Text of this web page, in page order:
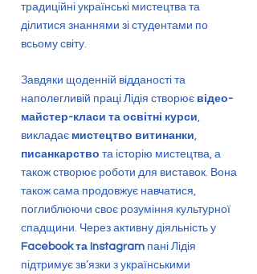
традиційні українські мистецтва та
ділитися знаннями зі студентами по
всьому світу.
Завдяки щоденній відданості та
наполегливій праці Лідія створює відео-
майстер-класи та освітні курси,
викладає мистецтво витинанки,
писанкарство та історію мистецтва, а
також створює роботи для виставок. Вона
також сама продовжує навчатися,
поглиблюючи своє розуміння культурної
спадщини. Через активну діяльність у
Facebook та Instagram пані Лідія
підтримує зв’язки з українськими